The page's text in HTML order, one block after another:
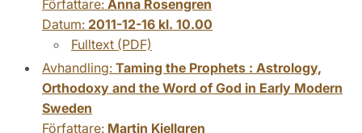
Författare: Anna Rosengren
Datum: 2011-12-16 kl. 10.00
Fulltext (PDF)
Avhandling: Taming the Prophets : Astrology,
Orthodoxy and the Word of God in Early Modern
Sweden
Författare: Martin Kjellgren